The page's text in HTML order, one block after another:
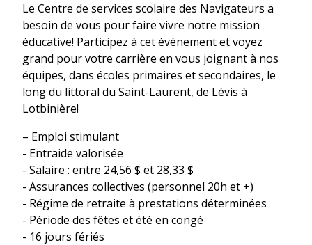
Le Centre de services scolaire des Navigateurs a
besoin de vous pour faire vivre notre mission
éducative! Participez à cet événement et voyez
grand pour votre carrière en vous joignant à nos
équipes, dans écoles primaires et secondaires, le
long du littoral du Saint-Laurent, de Lévis à
Lotbinière!
– Emploi stimulant
- Entraide valorisée
- Salaire : entre 24,56 $ et 28,33 $
- Assurances collectives (personnel 20h et +)
- Régime de retraite à prestations déterminées
- Période des fêtes et été en congé
- 16 jours fériés